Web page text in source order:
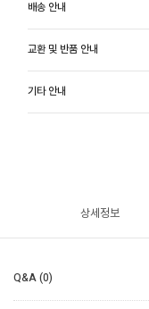
배송 안내
교환 및 반품 안내
기타 안내
상세정보
Q&A (0)